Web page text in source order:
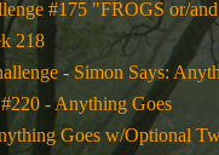
#175 "FROGS or/
218
- Simon Says:
- Anything Goes
Goes w/Optional